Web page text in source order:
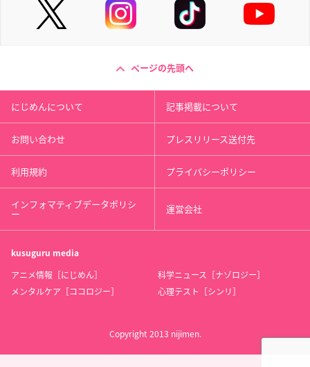
ページの先頭へ
にじめんについて 記事掲載について
お問い合わせ プレスリリース送付先
利用規約 プライバシーポリシー
インフォマティブデータポリシ
ー 運営会社
kusuguru media
アニメ情報［にじめん］
科学ニュース［ナゾロジー］
メンタルケア［ココロジー］
心理テスト［シンリ］
Copyright 2013 nijimen.